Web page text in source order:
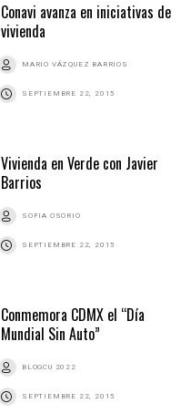
Conavi avanza en iniciativas de
vivienda
MARIO VÁZQUEZ BARRIOS
SEPTIEMBRE 22, 2015
Vivienda en Verde con Javier
Barrios
SOFIA OSORIO
SEPTIEMBRE 22, 2015
Conmemora CDMX el “Día
Mundial Sin Auto”
BLOGCU 2022
SEPTIEMBRE 22, 2015